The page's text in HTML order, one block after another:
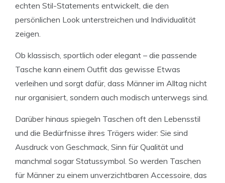
echten Stil-Statements entwickelt, die den
persönlichen Look unterstreichen und Individualität
zeigen.
Ob klassisch, sportlich oder elegant – die passende
Tasche kann einem Outfit das gewisse Etwas
verleihen und sorgt dafür, dass Männer im Alltag nicht
nur organisiert, sondern auch modisch unterwegs sind.
Darüber hinaus spiegeln Taschen oft den Lebensstil
und die Bedürfnisse ihres Trägers wider: Sie sind
Ausdruck von Geschmack, Sinn für Qualität und
manchmal sogar Statussymbol. So werden Taschen
für Männer zu einem unverzichtbaren Accessoire, das